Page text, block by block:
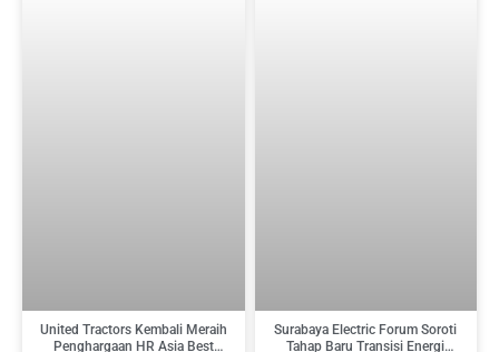
United Tractors Kembali Meraih
Penghargaan HR Asia Best
Surabaya Electric Forum Soroti
Tahap Baru Transisi Energi